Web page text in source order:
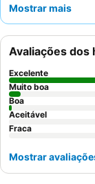
comodidades,
para o happy
consistentemente
almoço gourmet
um destaque.
considere solicitar
Mostrar mais
Avaliações dos
Excelente
Muito boa
Boa
Aceitável
Fraca
Mostrar